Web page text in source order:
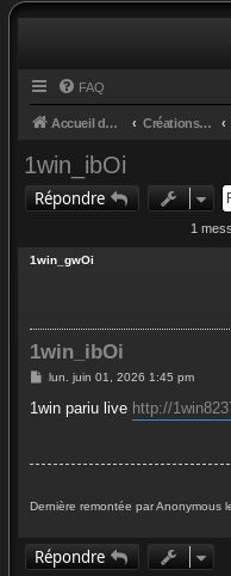
FAQ
Accueil du forum Créations et retours
1win_ibOi
Répondre
1
1win_gwOi
1win_ibOi
M
s
e
lun. juin 01, 2026 1:45 pm
1win pariu live http://
Dernière remontée par Anonymous
Répondre